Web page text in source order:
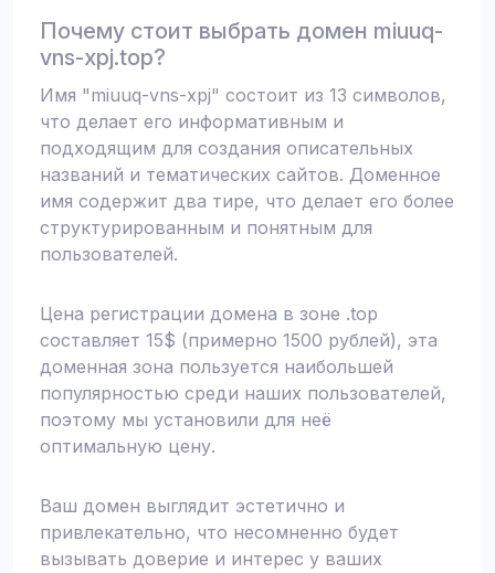
Почему стоит выбрать домен miuuq-
vns-xpj.top?
Имя "miuuq-vns-xpj" состоит из 13 символов,
что делает его информативным и
подходящим для создания описательных
названий и тематических сайтов. Доменное
имя содержит два тире, что делает его более
структурированным и понятным для
пользователей.
Цена регистрации домена в зоне .top
составляет 15$ (примерно 1500 рублей), эта
доменная зона пользуется наибольшей
популярностью среди наших пользователей,
поэтому мы установили для неё
оптимальную цену.
Ваш домен выглядит эстетично и
привлекательно, что несомненно будет
вызывать доверие и интерес у ваших